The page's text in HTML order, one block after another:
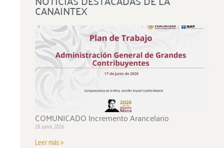
CANAINTEX
COMUNICADO Incremento Arancelario
18 junio, 2026
Leer más »